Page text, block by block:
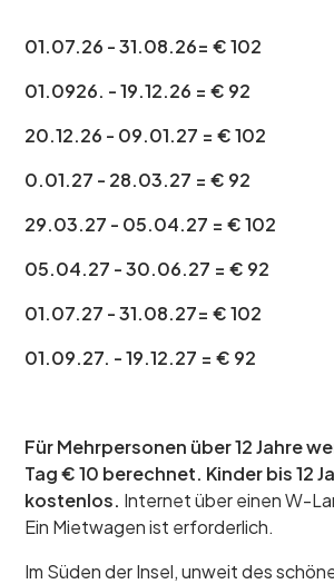
01.07.26 - 31.08.26= € 102
01.0926. - 19.12.26 = € 92
20.12.26 - 09.01.27 = € 102
0.01.27 - 28.03.27 = € 92
29.03.27 - 05.04.27 = € 102
05.04.27 - 30.06.27 = € 92
01.07.27 - 31.08.27= € 102
01.09.27. - 19.12.27 = € 92
Für Mehrpersonen über 12 Jahre
Tag € 10 berechnet. Kinder bis 12
kostenlos. Internet über einen W-
Ein Mietwagen ist erforderlich.
Im Süden der Insel, unweit des